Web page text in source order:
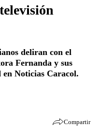
deliran con el
Fernanda y sus
en Noticias Caracol.
Compartir